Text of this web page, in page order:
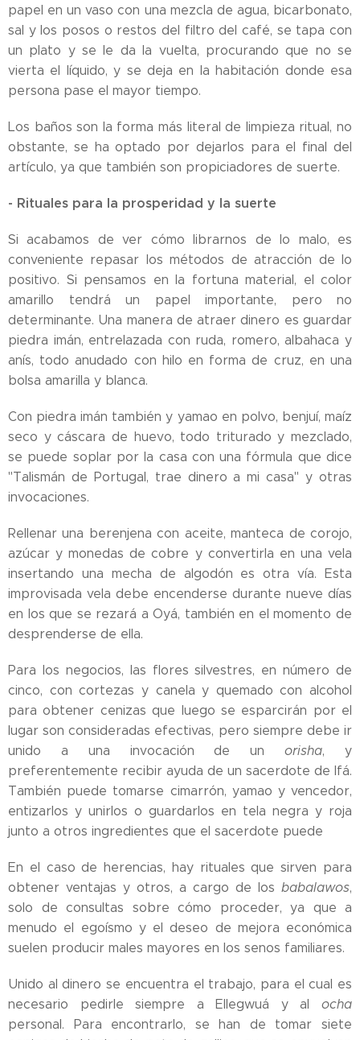
papel en un vaso con una mezcla de agua, bicarbonato,
sal y los posos o restos del filtro del café, se tapa con
un plato y se le da la vuelta, procurando que no se
vierta el líquido, y se deja en la habitación donde esa
persona pase el mayor tiempo.
Los baños son la forma más literal de limpieza ritual, no
obstante, se ha optado por dejarlos para el final del
artículo, ya que también son propiciadores de suerte.
- Rituales para la prosperidad y la suerte
Si acabamos de ver cómo librarnos de lo malo, es
conveniente repasar los métodos de atracción de lo
positivo. Si pensamos en la fortuna material, el color
amarillo tendrá un papel importante, pero no
determinante. Una manera de atraer dinero es guardar
piedra imán, entrelazada con ruda, romero, albahaca y
anís, todo anudado con hilo en forma de cruz, en una
bolsa amarilla y blanca.
Con piedra imán también y yamao en polvo, benjuí, maíz
seco y cáscara de huevo, todo triturado y mezclado,
se puede soplar por la casa con una fórmula que dice
"Talismán de Portugal, trae dinero a mi casa" y otras
invocaciones.
Rellenar una berenjena con aceite, manteca de corojo,
azúcar y monedas de cobre y convertirla en una vela
insertando una mecha de algodón es otra vía. Esta
improvisada vela debe encenderse durante nueve días
en los que se rezará a Oyá, también en el momento de
desprenderse de ella.
Para los negocios, las flores silvestres, en número de
cinco, con cortezas y canela y quemado con alcohol
para obtener cenizas que luego se esparcirán por el
lugar son consideradas efectivas, pero siempre debe ir
unido a una invocación de unorisha, y
preferentemente recibir ayuda de un sacerdote de Ifá.
También puede tomarse cimarrón, yamao y vencedor,
entizarlos y unirlos o guardarlos en tela negra y roja
junto a otros ingredientes que el sacerdote puede
En el caso de herencias, hay rituales que sirven para
obtener ventajas y otros, a cargo de los babalawos,
solo de consultas sobre cómo proceder, ya que a
menudo el egoísmo y el deseo de mejora económica
suelen producir males mayores en los senos familiares.
Unido al dinero se encuentra el trabajo, para el cual es
necesario pedirle siempre a Ellegwuá y al ocha
personal. Para encontrarlo, se han de tomar siete